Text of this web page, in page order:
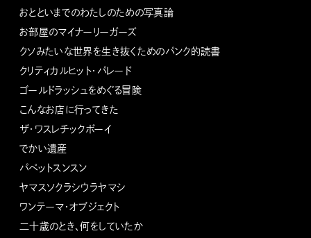
おとといまでのわたしのための写真論
お部屋のマイナーリーガーズ
クソみたいな世界を生き抜くためのパンク的読書
クリティカルヒット・パレード
ゴールドラッシュをめぐる冒険
こんなお店に行ってきた
ザ・ワスレチックボーイ
でかい遺産
パペットスンスン
ヤマスソクラシウラヤマシ
ワンテーマ・オブジェクト
二十歳のとき、何をしていたか